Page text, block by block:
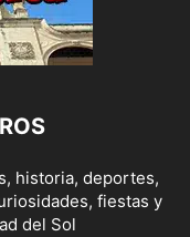
historia, deportes,
fiestas y
del Sol